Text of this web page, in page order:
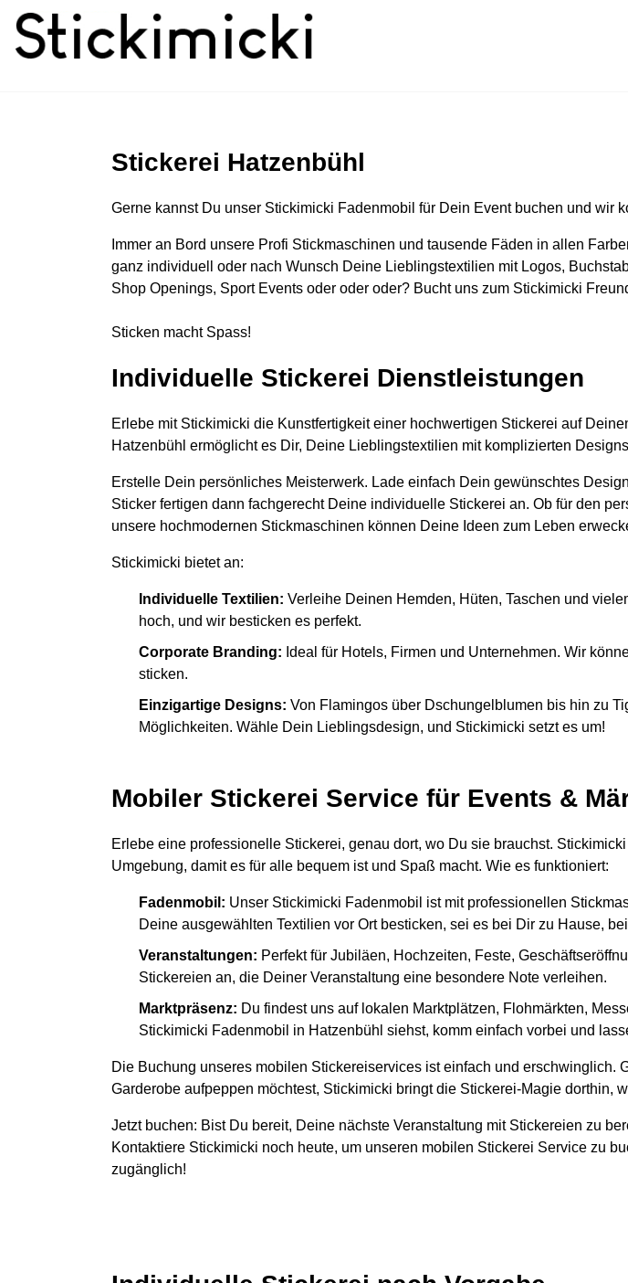
Stickerei Hatzenbühl
Gerne kannst Du unser Stickimicki Fadenmobil für Dein Event buchen und wir
Immer an Bord unsere Profi Stickmaschinen und tausende Fäden in allen
ganz individuell oder nach Wunsch Deine Lieblingstextilien mit Logos,
Shop Openings, Sport Events oder oder oder? Bucht uns zum Stickimicki
Sticken macht Spass!
Individuelle Stickerei Dienstleistungen
Erlebe mit Stickimicki die Kunstfertigkeit einer hochwertigen Stickerei auf
Hatzenbühl ermöglicht es Dir, Deine Lieblingstextilien mit komplizierten
Erstelle Dein persönliches Meisterwerk. Lade einfach Dein gewünschtes
Sticker fertigen dann fachgerecht Deine individuelle Stickerei an. Ob für den
unsere hochmodernen Stickmaschinen können Deine Ideen zum Leben
Stickimicki bietet an:
Individuelle Textilien: Verleihe Deinen Hemden, Hüten, Taschen und
hoch, und wir besticken es perfekt.
Corporate Branding: Ideal für Hotels, Firmen und Unternehmen. Wir
sticken.
Einzigartige Designs: Von Flamingos über Dschungelblumen bis hin zu
Möglichkeiten. Wähle Dein Lieblingsdesign, und Stickimicki setzt es um!
Mobiler Stickerei Service für Events &
Erlebe eine professionelle Stickerei, genau dort, wo Du sie brauchst.
Umgebung, damit es für alle bequem ist und Spaß macht. Wie es funktioniert:
Fadenmobil: Unser Stickimicki Fadenmobil ist mit professionellen
Deine ausgewählten Textilien vor Ort besticken, sei es bei Dir zu Hause,
Veranstaltungen: Perfekt für Jubiläen, Hochzeiten, Feste,
Stickereien an, die Deiner Veranstaltung eine besondere Note verleihen.
Marktpräsenz: Du findest uns auf lokalen Marktplätzen, Flohmärkten,
Stickimicki Fadenmobil in Hatzenbühl siehst, komm einfach vorbei und
Die Buchung unseres mobilen Stickereiservices ist einfach und
Garderobe aufpeppen möchtest, Stickimicki bringt die Stickerei-Magie dorthin,
Jetzt buchen: Bist Du bereit, Deine nächste Veranstaltung mit Stickereien zu
Kontaktiere Stickimicki noch heute, um unseren mobilen Stickerei Service zu
zugänglich!